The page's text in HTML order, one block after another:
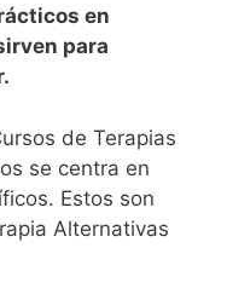
en
para
de Terapias
se centra en
Estos son
Alternativas